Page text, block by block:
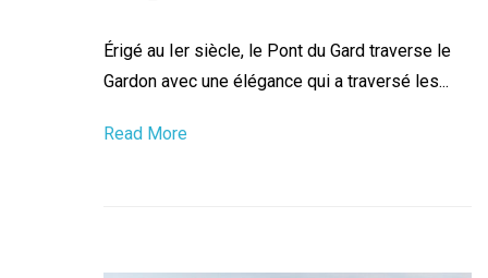
Érigé au Ier siècle, le Pont du Gard traverse le
Gardon avec une élégance qui a traversé les...
Read More